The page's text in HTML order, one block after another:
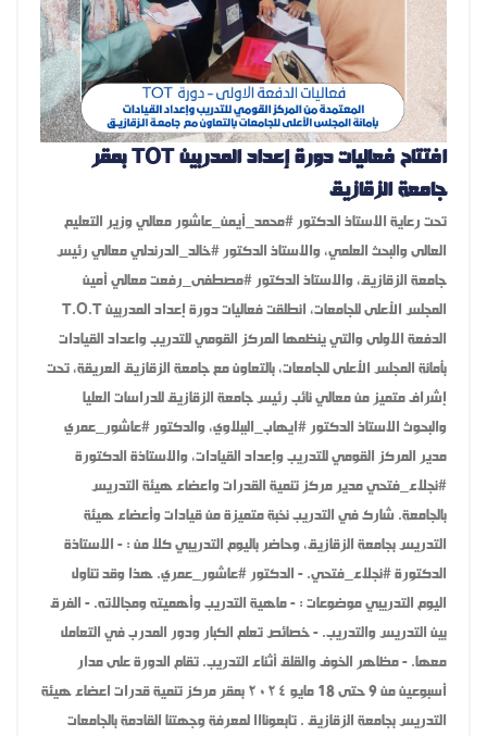
افتتاح فعاليات دورة إعداد المدربين TOT بمقر
جامعة الزقازيق
تحت رعاية الاستاذ الدكتور #محمد_أيمن_عاشور معالي وزير التعليم
العالى والبحث العلمي، والاستاذ الدكتور #خالد_الدرندلي معالي رئيس
جامعة الزقازيق، والاستاذ الدكتور #مصطفى_رفعت معالي أمين
المجلس الأعلى للجامعات، انطلقت فعاليات دورة إعداد المدربين T.O.T
الدفعة الاولى والتي ينظمها المركز القومي للتدريب واعداد القيادات
بأمانة المجلس الأعلى للجامعات، بالتعاون مع جامعة الزقازيق العريقة، تحت
إشراف متميز من معالي نائب رئيس جامعة الزقازيق للدراسات العليا
والبحوث الاستاذ الدكتور #ايهاب_الببلاوي، والدكتور #عاشور_عمري
مدير المركز القومي للتدريب وإعداد القيادات، والاستاذة الدكتورة
#نجلاء_فتحي مدير مركز تنمية القدرات واعضاء هيئة التدريس
بالجامعة. شارك في التدريب نخبة متميزة من قيادات وأعضاء هيئة
التدريس بجامعة الزقازيق، وحاضر باليوم التدريبي كلا من : - الاستاذة
الدكتورة #نجلاء_فتحي. - الدكتور #عاشور_عمري. هذا وقد تناول
اليوم التدريبي موضوعات : - ماهية التدريب وأهميته ومجالاته. - الفرق
بين التدريس والتدريب. - خصائص تعلم الكبار ودور المدرب في التعامل
معها. - مظاهر الخوف والقلق أثناء التدريب. تقام الدورة على مدار
أسبوعين من 9 حتى 18 مايو ٢٠٢٤ بمقر مركز تنمية قدرات اعضاء هيئة
التدريس بجامعة الزقازيق . تابعونااا لمعرفة وجهتنا القادمة بالجامعات